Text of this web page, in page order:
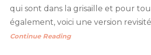
qui sont dans la grisaille et pour
également, voici une version
Continue Reading